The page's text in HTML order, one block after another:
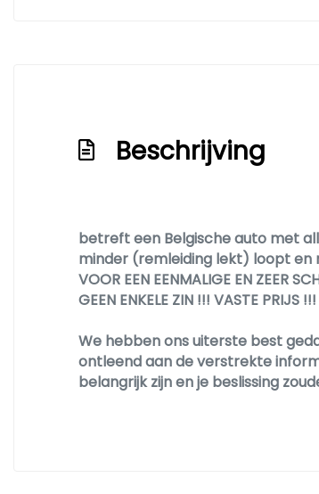
Beschrijving
betreft een Belgische auto met
minder (remleiding lekt) loopt en
VOOR EEN EENMALIGE EN ZEER
GEEN ENKELE ZIN !!! VASTE PRIJS
We hebben ons uiterste best
ontleend aan de verstrekte
belangrijk zijn en je beslissing